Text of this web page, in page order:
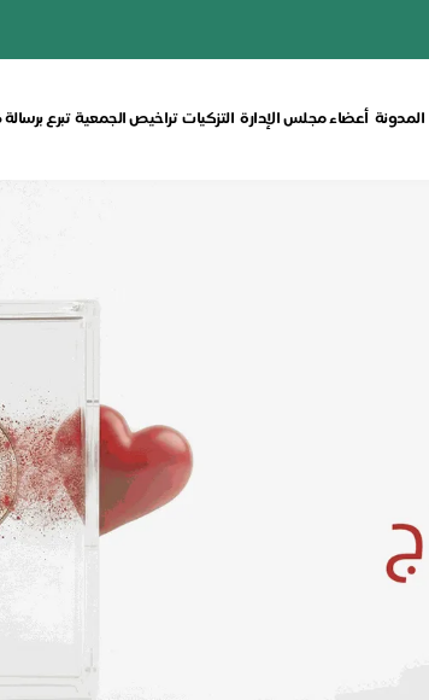
المدونة أعضاء مجلس الإدارة التزكيات تراخيص الجمعية تبرع برسالة 5056